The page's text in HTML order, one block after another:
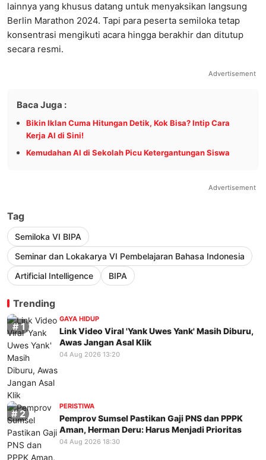
lainnya yang khusus datang untuk menyaksikan langsung
Berlin Marathon 2024. Tapi para peserta semiloka tetap
konsentrasi mengikuti acara hingga berakhir dan ditutup
secara resmi.
Advertisement
Baca Juga :
Bikin Iklan Cuma Hitungan Detik, Kok Bisa? Intip Cara
Kerja AI di Sini!
Kemudahan AI di Sekolah Picu Ketergantungan Siswa
Advertisement
Tag
Semiloka VI BIPA
Seminar dan Lokakarya VI Pembelajaran Bahasa Indonesia
Artificial Intelligence
BIPA
Trending
GAYA HIDUP
Link Video Viral 'Yank Uwes Yank' Masih Diburu,
Awas Jangan Asal Klik
04 Aug 2026 13:20
PERISTIWA
Pemprov Sumsel Pastikan Gaji PNS dan PPPK
Aman, Herman Deru: Harus Menjadi Prioritas
04 Aug 2026 18:30